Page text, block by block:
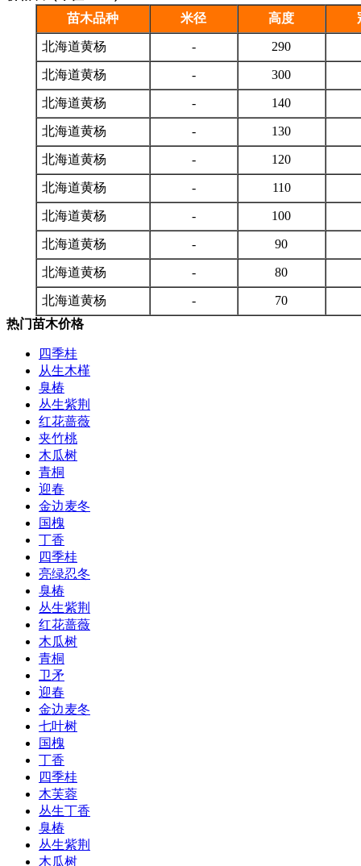
苗木品种
米径 高度
北海道黄杨 - 290
北海道黄杨 - 300
北海道黄杨 - 140
北海道黄杨 - 130
北海道黄杨 - 120
北海道黄杨 - 110
北海道黄杨 - 100
北海道黄杨 - 90
北海道黄杨 - 80
北海道黄杨 -
70
热门苗木价格
四季桂
从生木槿
臭椿
丛生紫荆
红花蔷薇
夹竹桃
木瓜树
青桐
迎春
金边麦冬
国槐
丁香
四季桂
亮绿忍冬
臭椿
丛生紫荆
红花蔷薇
木瓜树
青桐
卫矛
迎春
金边麦冬
七叶树
国槐
丁香
四季桂
木芙蓉
丛生丁香
臭椿
丛生紫荆
木瓜树